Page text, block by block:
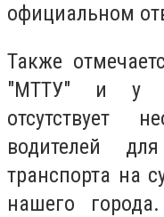
официальном
Также
"МТТУ" и у
отсутствует
водителей
транспорта на
нашего